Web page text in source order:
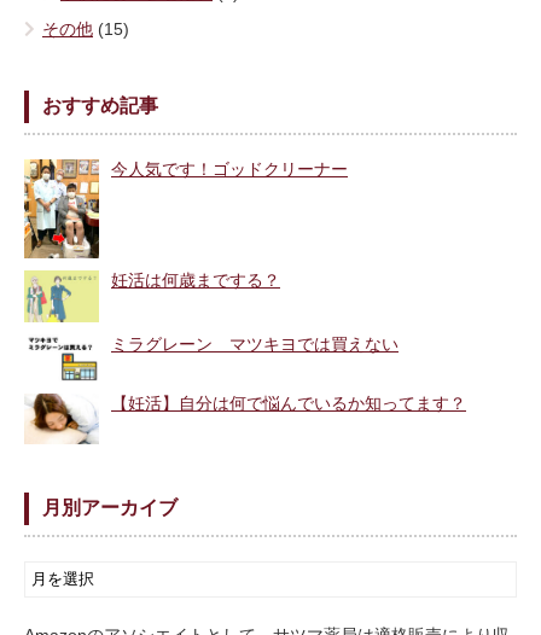
その他 (15)
おすすめ記事
今人気です！ゴッドクリーナー
妊活は何歳までする？
ミラグレーン マツキヨでは買えない
【妊活】自分は何で悩んでいるか知ってます？
月別アーカイブ